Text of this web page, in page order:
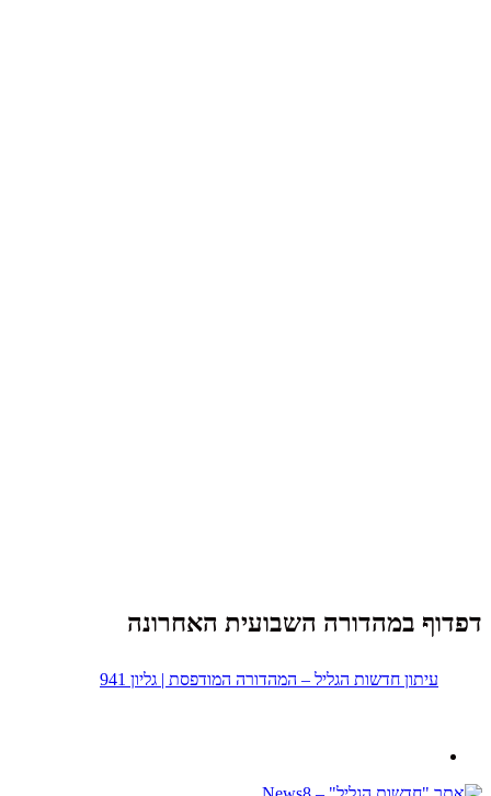
דפדוף במהדורה השבועית האחרונה
עיתון חדשות הגליל – המהדורה המודפסת | גליון 941